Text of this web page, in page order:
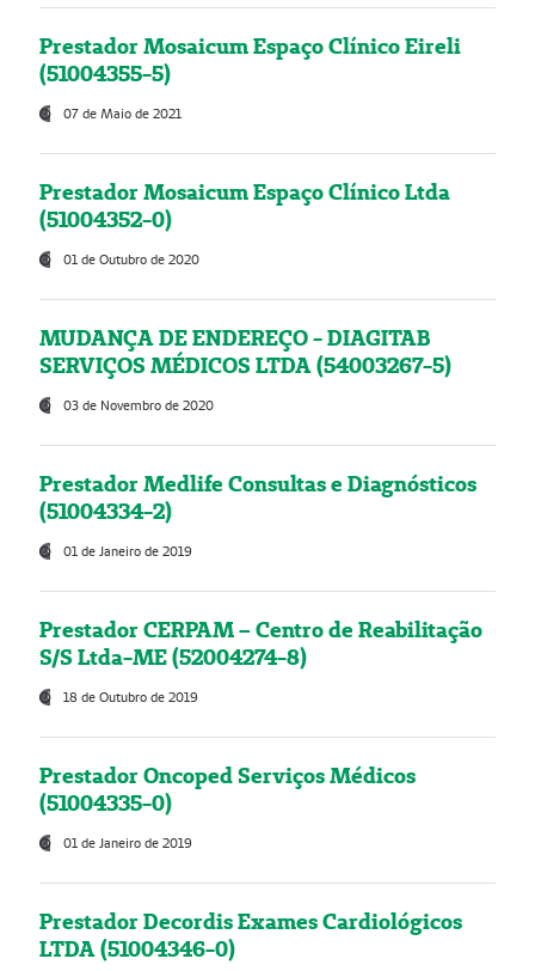
Prestador Mosaicum Espaço Clínico Eireli
(51004355-5)
07 de Maio de 2021
Prestador Mosaicum Espaço Clínico Ltda
(51004352-0)
01 de Outubro de 2020
MUDANÇA DE ENDEREÇO - DIAGITAB
SERVIÇOS MÉDICOS LTDA (54003267-5)
03 de Novembro de 2020
Prestador Medlife Consultas e Diagnósticos
(51004334-2)
01 de Janeiro de 2019
Prestador CERPAM – Centro de Reabilitação
S/S Ltda-ME (52004274-8)
18 de Outubro de 2019
Prestador Oncoped Serviços Médicos
(51004335-0)
01 de Janeiro de 2019
Prestador Decordis Exames Cardiológicos
LTDA (51004346-0)